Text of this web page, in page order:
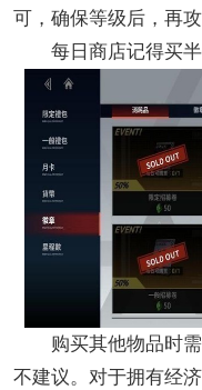
可，确保等级后，再
每日商店记得买
购买其他物品时
不建议。对于拥有经